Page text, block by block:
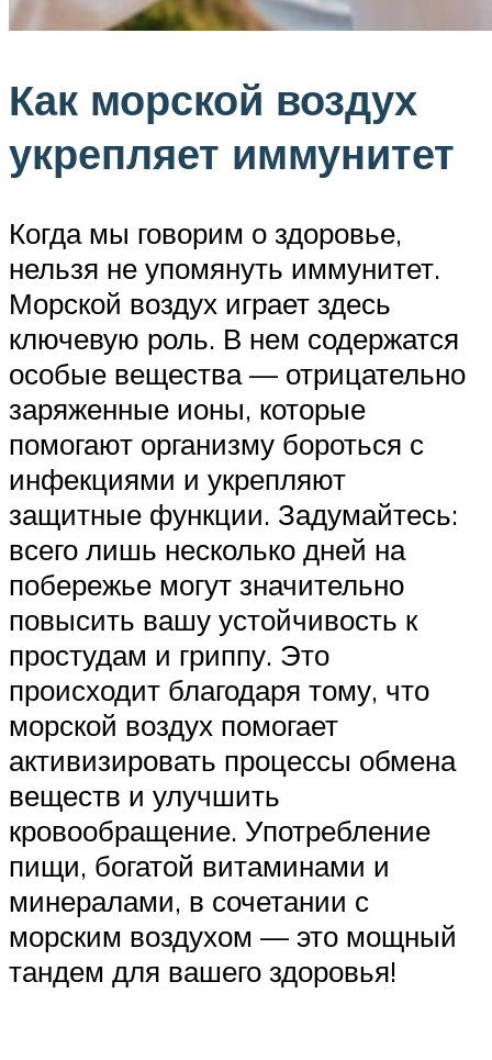
Как морской воздух
укрепляет иммунитет
Когда мы говорим о здоровье,
нельзя не упомянуть иммунитет.
Морской воздух играет здесь
ключевую роль. В нем содержатся
особые вещества — отрицательно
заряженные ионы, которые
помогают организму бороться с
инфекциями и укрепляют
защитные функции. Задумайтесь:
всего лишь несколько дней на
побережье могут значительно
повысить вашу устойчивость к
простудам и гриппу. Это
происходит благодаря тому, что
морской воздух помогает
активизировать процессы обмена
веществ и улучшить
кровообращение. Употребление
пищи, богатой витаминами и
минералами, в сочетании с
морским воздухом — это мощный
тандем для вашего здоровья!